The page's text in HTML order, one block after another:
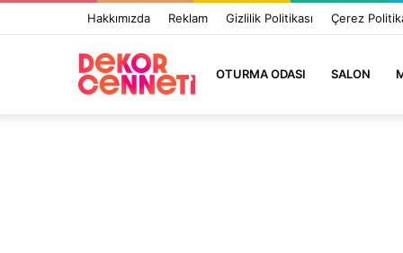
Hakkımızda Reklam Gizlilik Politikası Çerez
OTURMA ODASI SALON